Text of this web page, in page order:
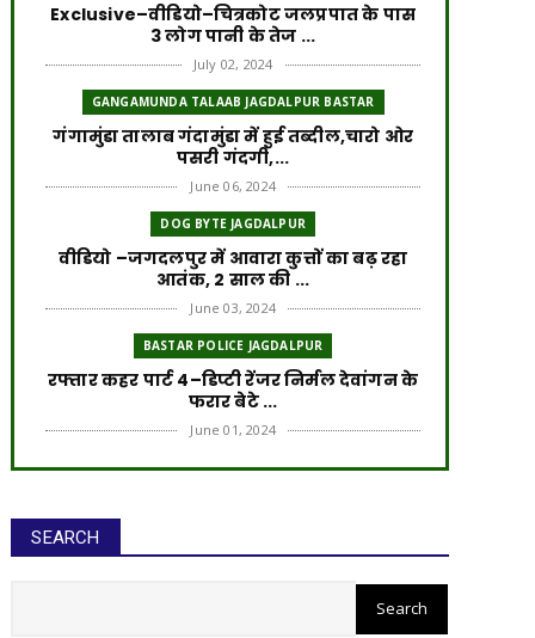
Exclusive–वीडियो–चित्रकोट जलप्रपात के पास
3 लोग पानी के तेज ...
July 02, 2024
GANGAMUNDA TALAAB JAGDALPUR BASTAR
गंगामुंडा तालाब गंदामुंडा में हुई तब्दील,चारो ओर
पसरी गंदगी,...
June 06, 2024
DOG BYTE JAGDALPUR
वीडियो –जगदलपुर में आवारा कुत्तों का बढ़ रहा
आतंक, 2 साल की ...
June 03, 2024
BASTAR POLICE JAGDALPUR
रफ्तार कहर पार्ट 4–डिप्टी रेंजर निर्मल देवांगन के
फरार बेटे ...
June 01, 2024
ROAD ACCIDENT
May 30, 2024
SEARCH